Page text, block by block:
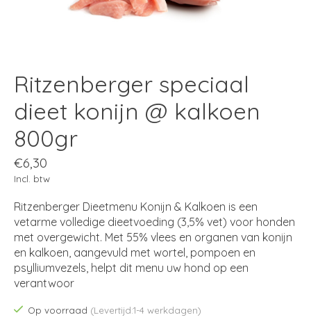
Ritzenberger speciaal
dieet konijn @ kalkoen
800gr
€6,30
Incl. btw
Ritzenberger Dieetmenu Konijn & Kalkoen is een
vetarme volledige dieetvoeding (3,5% vet) voor honden
met overgewicht. Met 55% vlees en organen van konijn
en kalkoen, aangevuld met wortel, pompoen en
psylliumvezels, helpt dit menu uw hond op een
verantwoor
Op voorraad (Levertijd:1-4 werkdagen)